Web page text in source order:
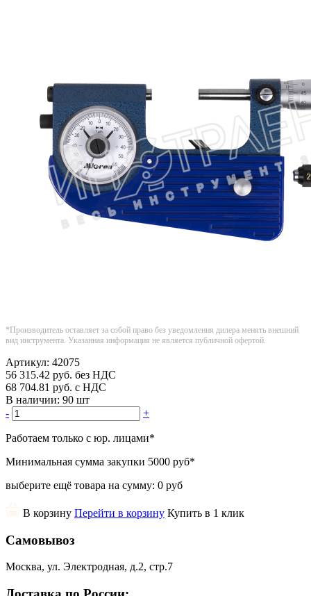
*Производитель оставляет за собой право без уведомления дилера менять внешний
вид инструмента. Указанная информация не является публичной офертой.
Артикул: 42075
56 315.42 руб. без НДС
68 704.81 руб. с НДС
В наличии: 90 шт
-
+
Работаем только с юр. лицами*
Минимальная сумма закупки 5000 руб*
выберите ещё товара на сумму: 0 руб
В корзину Перейти в корзину Купить в 1 клик
Самовывоз
Москва, ул. Электродная, д.2, стр.7